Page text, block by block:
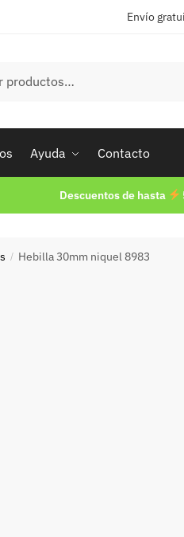
Envío
Ayuda Contacto
Descuentos de hasta
/ Hebilla 30mm niquel 8983